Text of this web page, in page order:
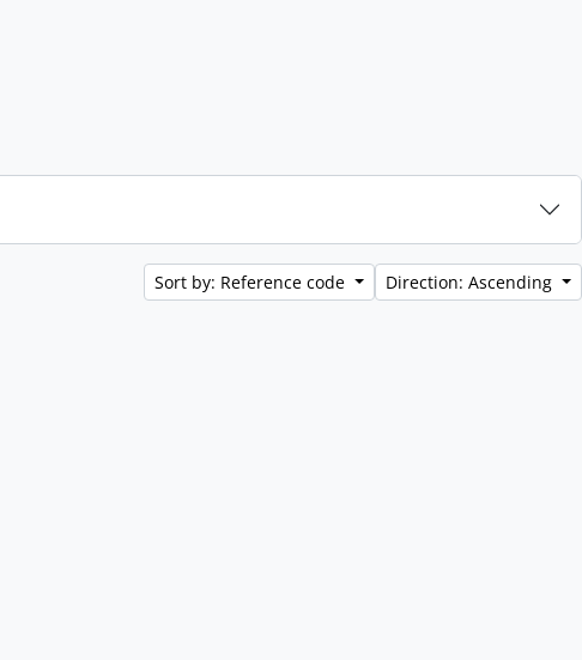
Sort by: Reference code Direction: Ascending